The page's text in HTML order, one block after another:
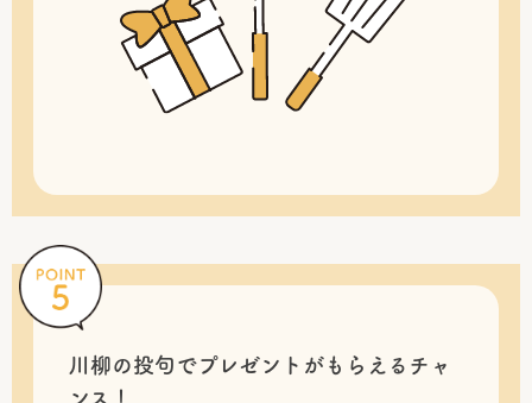
川柳の投句でプレゼントがもらえるチャ
ンス！